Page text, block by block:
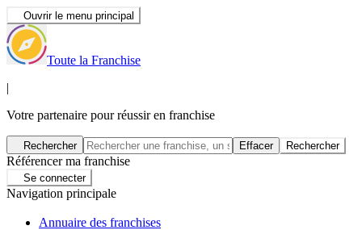
Ouvrir le menu principal
Toute la Franchise
|
Votre partenaire pour réussir en franchise
Rechercher Effacer Rechercher
Référencer ma franchise
Se connecter
Navigation principale
Annuaire des franchises